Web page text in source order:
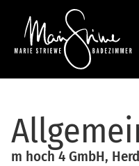
m hoch 4 GmbH,